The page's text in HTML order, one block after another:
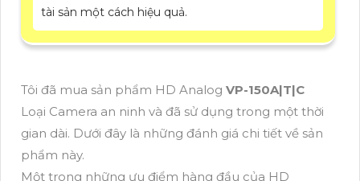
tài sản một cách hiệu quả.
Tôi đã mua sản phẩm HD Analog VP-150A|T|C
Loại Camera an ninh và đã sử dụng trong một thời
gian dài. Dưới đây là những đánh giá chi tiết về sản
phẩm này.
Một trong những ưu điểm hàng đầu của HD